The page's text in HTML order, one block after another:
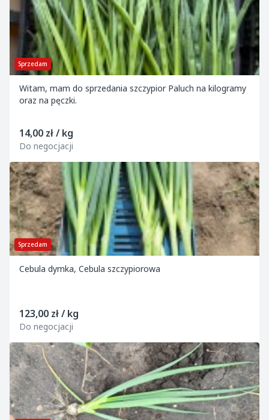
Sprzedam
Witam, mam do sprzedania szczypior Paluch na kilogramy
oraz na pęczki.
14,00 zł / kg
Do negocjacji
Sprzedam
Cebula dymka, Cebula szczypiorowa
123,00 zł / kg
Do negocjacji